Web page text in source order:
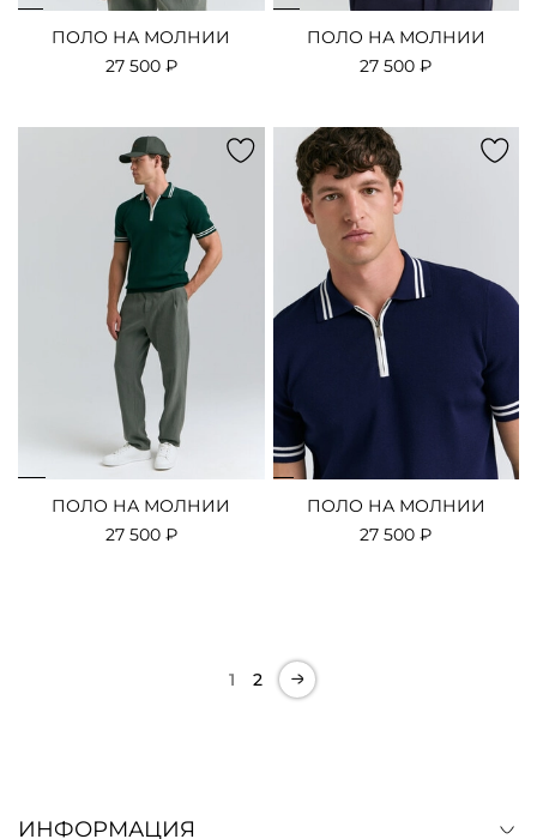
ПОЛО НА МОЛНИИ
27 500 ₽
ПОЛО НА МОЛНИИ
27 500 ₽
ПОЛО НА МОЛНИИ
27 500 ₽
ПОЛО НА МОЛНИИ
27 500 ₽
1 2
ИНФОРМАЦИЯ